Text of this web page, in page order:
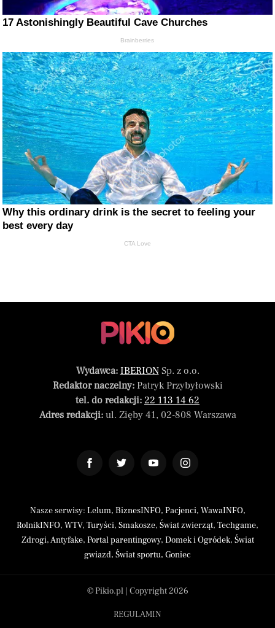
17 Astonishingly Beautiful Cave Churches
Brainberries
Why this ordinary drink is the secret to feeling your
best every day
CTA Love
Wydawca: IBERIONSp. z o.o.
Redaktor naczelny:Patryk Przybyłowski
tel. do redakcji: 22 113 14 62
Adres redakcji:ul. Zięby 41, 02-808 Warszawa
Nasze serwisy: Lelum, BiznesINFO, Pacjenci, WawaINFO,
RolnikINFO, WTV, Turyści, Smakosze, Świat zwierząt, Techgame,
Zdrogi,Antyfake, Portal parentingowy, Domek i Ogródek, Świat
gwiazd, Świat sportu, Goniec
© Pikio.pl | Copyright 2026
REGULAMIN